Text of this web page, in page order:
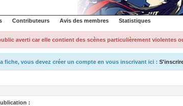
Contributeurs Avis des membres Statistiques
averti car elle contient des scènes particulièrement violentes
fiche, vous devez créer un compte en vous inscrivant ici :
: